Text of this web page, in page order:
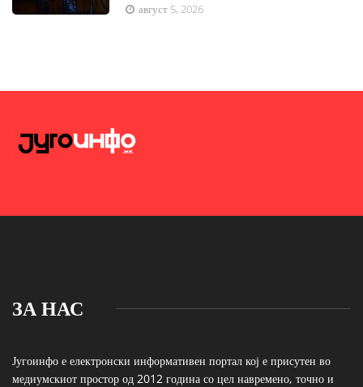
август 5, 2026
ЗА НАС
Југоинфо е електронски информативен портал кој е присутен во
медиумскиот простор од 2012 година со цел навремено, точно и